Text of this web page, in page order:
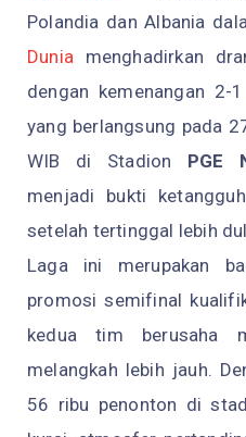
Polandia dan Albania
Dunia menghadirkan
dengan kemenangan 2-
yang berlangsung pada
WIB di Stadion PGE
menjadi bukti
setelah tertinggal lebih
Laga ini merupakan
promosi semifinal
kedua tim berusaha
melangkah lebih jauh.
56 ribu penonton di